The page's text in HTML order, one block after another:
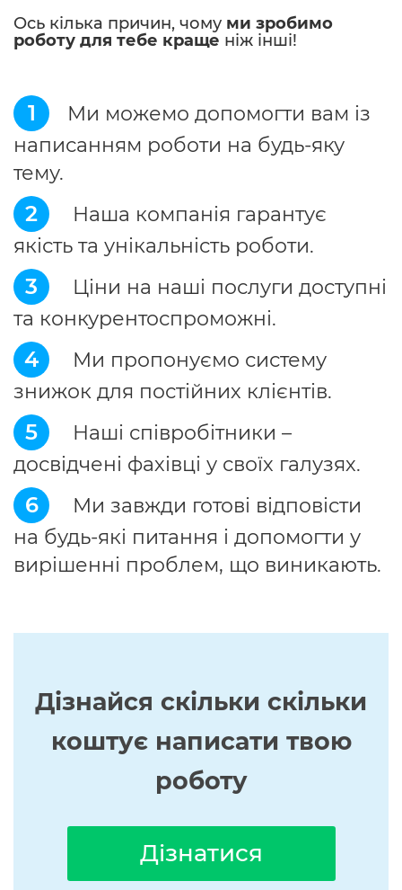
Ось кілька причин, чому ми зробимо
роботу для тебе краще ніж інші!
1
Ми можемо допомогти вам із
написанням роботи на будь-яку
тему.
2
Наша компанія гарантує
якість та унікальність роботи.
3
Ціни на наші послуги доступні
та конкурентоспроможні.
4
Ми пропонуємо систему
знижок для постійних клієнтів.
5
Наші співробітники –
досвідчені фахівці у своїх галузях.
6
Ми завжди готові відповісти
на будь-які питання і допомогти у
вирішенні проблем, що виникають.
Дізнайся скільки скільки
коштує написати твою
роботу
Дізнатися